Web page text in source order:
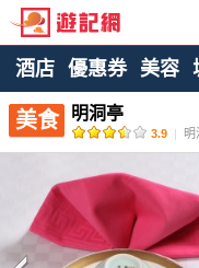
酒店 優惠券 美容
美食 明洞亭
3.9 | 明